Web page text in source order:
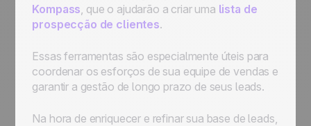
Kompass, que o ajudarão a criar uma lista de
prospecção de clientes.
Essas ferramentas são especialmente úteis para
coordenar os esforços de sua equipe de vendas e
garantir a gestão de longo prazo de seus leads.
Na hora de enriquecer e refinar sua base de leads,